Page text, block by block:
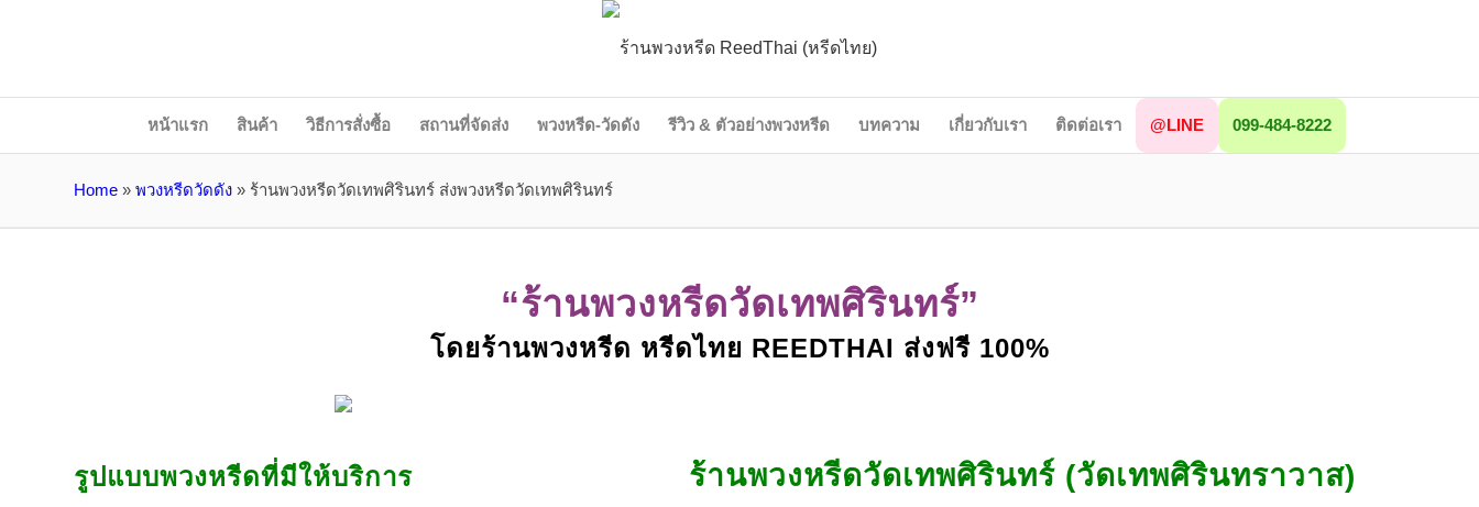
หน้าแรก สินค้า วิธีการสั่งซื้อ สถานที่จัดส่ง พวงหรีด-วัดดัง รีวิว & ตัวอย่างพวงหรีด บทความ เกี่ยวกับเรา ติดต่อเรา @LINE 099-484-8222
Home » พวงหรีดวัดดัง » ร้านพวงหรีดวัดเทพศิรินทร์ ส่งพวงหรีดวัดเทพศิรินทร์
“ร้านพวงหรีดวัดเทพศิรินทร์”
โดยร้านพวงหรีด หรีดไทย REEDTHAI ส่งฟรี 100%
รูปแบบพวงหรีดที่มีให้บริการ ร้านพวงหรีดวัดเทพศิรินทร์ (วัดเทพศิรินทราวาส)